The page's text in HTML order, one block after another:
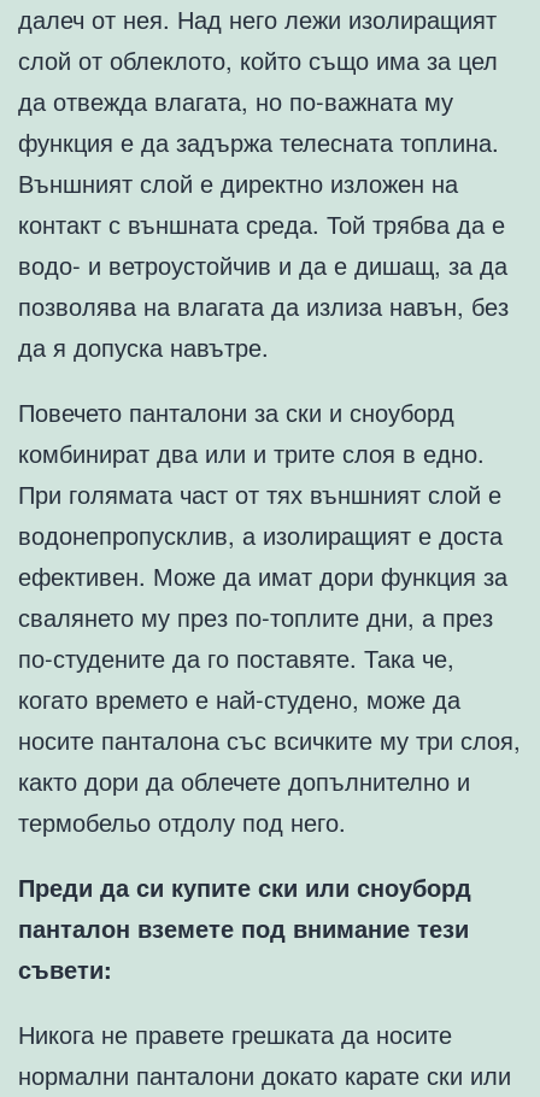
далеч от нея. Над него лежи изолиращият
слой от облеклото, който също има за цел
да отвежда влагата, но по-важната му
функция е да задържа телесната топлина.
Външният слой е директно изложен на
контакт с външната среда. Той трябва да е
водо- и ветроустойчив и да е дишащ, за да
позволява на влагата да излиза навън, без
да я допуска навътре.
Повечето панталони за ски и сноуборд
комбинират два или и трите слоя в едно.
При голямата част от тях външният слой е
водонепропусклив, а изолиращият е доста
ефективен. Може да имат дори функция за
свалянето му през по-топлите дни, а през
по-студените да го поставяте. Така че,
когато времето е най-студено, може да
носите панталона със всичките му три слоя,
както дори да облечете допълнително и
термобельо отдолу под него.
Преди да си купите ски или сноуборд
панталон вземете под внимание тези
съвети:
Никога не правете грешката да носите
нормални панталони докато карате ски или